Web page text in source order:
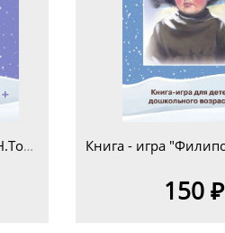
Книга - игра "Филипок" Л.Н.Толстой для детей младшего школьного возраста 7+
150 ₽